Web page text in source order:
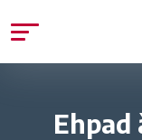
Ehpad